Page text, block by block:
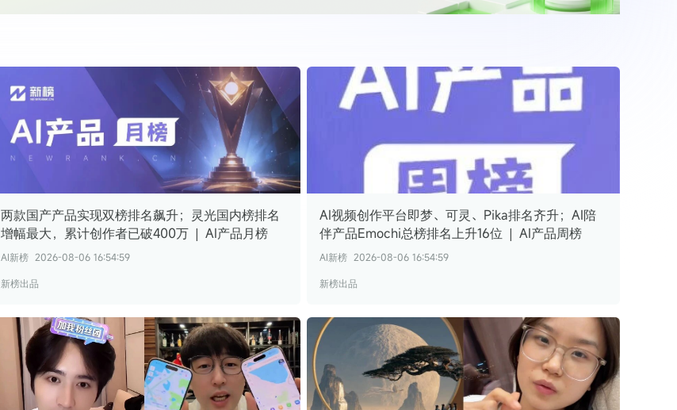
小红书年度增长力商业合作伙伴
腾讯广告互选平台卓越金牌伙伴
腾讯广告互选平台视频号突破伙伴
哔哩哔哩花火商业合作平台核心代理商
两款国产产品实现双榜排名飙升；灵光国内榜排名
增幅最大，累计创作者已破400万 | AI产品月榜
AI新榜 2026-08-06 16:54:59
新榜出品
AI视频创作平台即梦、可灵、Pika排名齐升；AI陪
伴产品Emochi总榜排名上升16位 | AI产品周榜
AI新榜 2026-08-06 16:54:59
新榜出品